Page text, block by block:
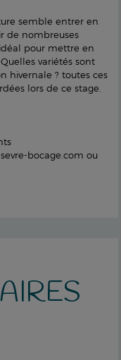
semble entrer en
de nombreuses
pour mettre en
variétés sont
hivernale ? toutes ces
lors de ce stage.
bocage.com ou